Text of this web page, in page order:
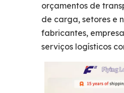
orçamentos de
de carga, setores e
fabricantes,
serviços logísticos